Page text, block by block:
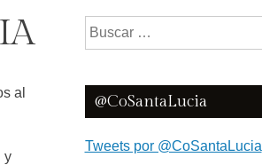
al
y
Buscar:
@CoSantaLucia
Tweets por @CoSantaLucia